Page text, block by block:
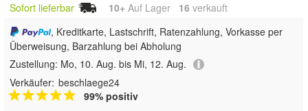
Sofort lieferbar 10+ Auf Lager 16 verkauft
, Kreditkarte, Lastschrift, Ratenzahlung, Vorkasse per
Überweisung, Barzahlung bei Abholung
Zustellung: Mo, 10. Aug. bis Mi, 12. Aug.
Verkäufer: beschlaege24
99% positiv